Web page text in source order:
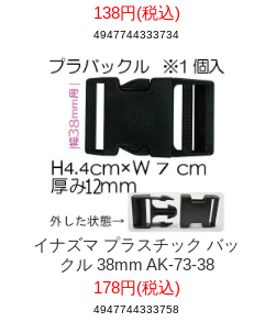
138円(税込)
4947744333734
イナズマ プラスチック バッ
クル 38mm AK-73-38
178円(税込)
4947744333758